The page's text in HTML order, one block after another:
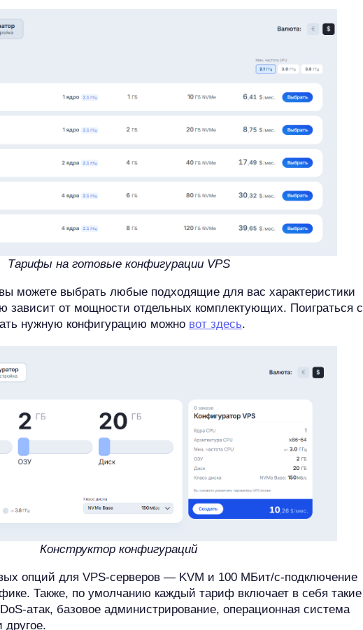
Тарифы на готовые конфигурации VPS
можете выбрать любые подходящие для вас характеристики
зависит от мощности отдельных комплектующих. Поиграться с
нужную конфигурацию можно вот здесь.
Конструктор конфигураций
опций для VPS-серверов — KVM и 100 МБит/с-подключение
Также, по умолчанию каждый тариф включает в себя такие
атак, базовое администрирование, операционная система
другое.